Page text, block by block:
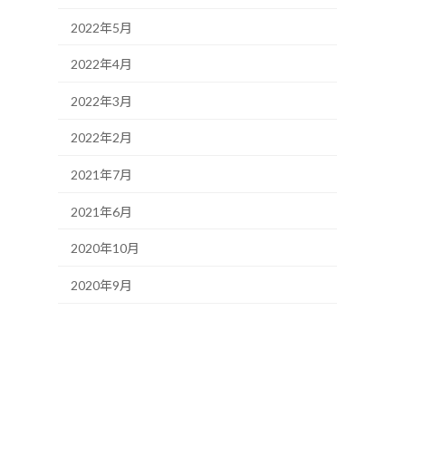
2022年5月
2022年4月
2022年3月
2022年2月
2021年7月
2021年6月
2020年10月
2020年9月